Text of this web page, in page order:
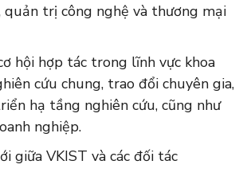
quản trị công nghệ và thương mại
hội hợp tác trong lĩnh vực khoa
cứu chung, trao đổi chuyên gia,
hạ tầng nghiên cứu, cũng như
nghiệp.
giữa VKIST và các đối tác